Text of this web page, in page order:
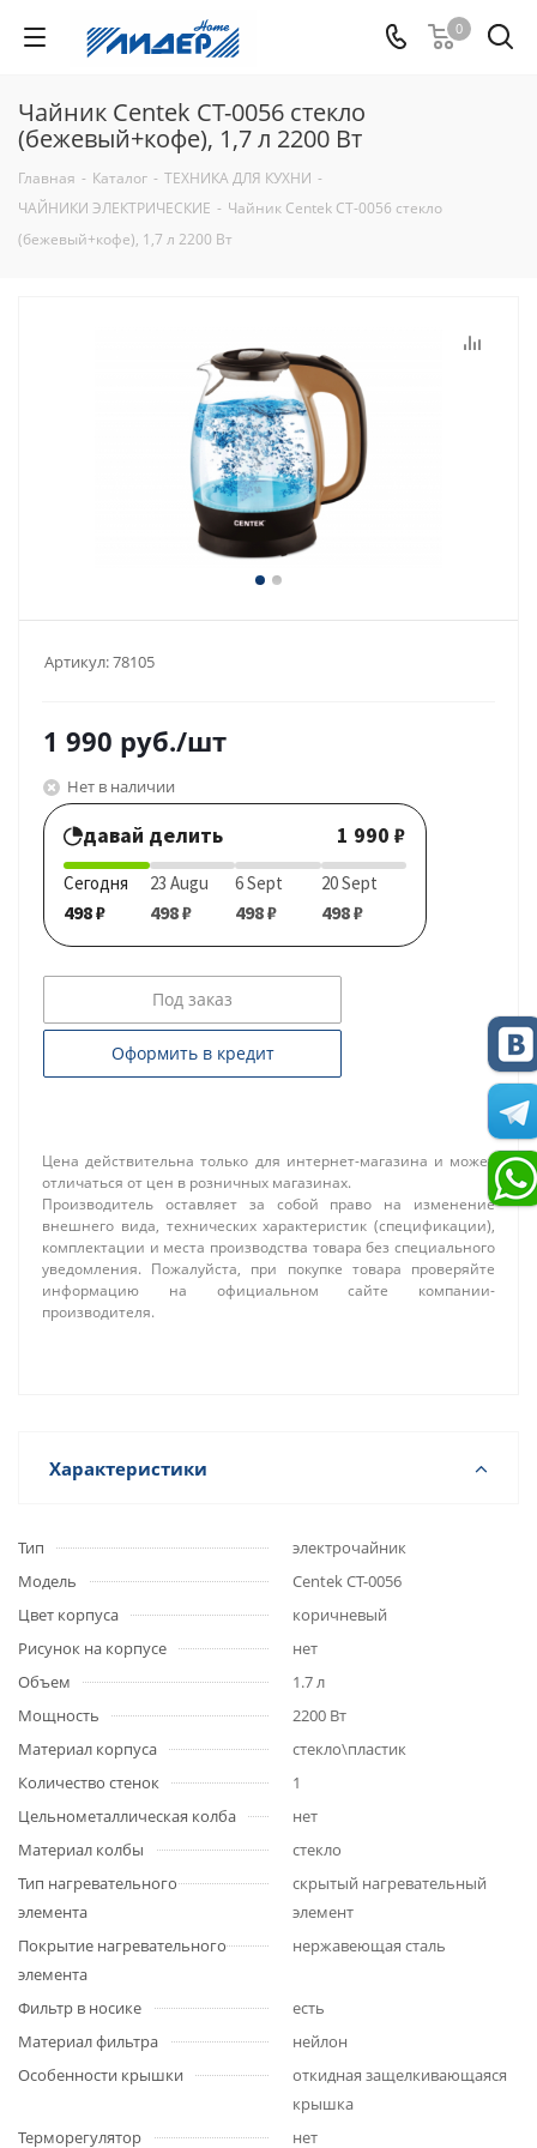
0
Чайник Centek CT-0056 стекло
(бежевый+кофе), 1,7 л 2200 Вт
Главная - Каталог - ТЕХНИКА ДЛЯ КУХНИ -
ЧАЙНИКИ ЭЛЕКТРИЧЕСКИЕ - Чайник Centek CT-0056 стекло
(бежевый+кофе), 1,7 л 2200 Вт
Артикул:78105
1 990 руб./шт
Нет в наличии
давай делить 1 990 ₽
Сегодня
498 ₽
23 Augu
498 ₽
6 Sept
498 ₽
20 Sept
498 ₽
Под заказ
Оформить в кредит
Цена действительна только для интернет-магазина и может
отличаться от цен в розничных магазинах.
Производитель оставляет за собой право на изменение
внешнего вида, технических характеристик (спецификации),
комплектации и места производства товара без специального
уведомления. Пожалуйста, при покупке товара проверяйте
информацию на официальном сайте компании-
производителя.
Характеристики
Тип
электрочайник
Модель
Centek CT-0056
Цвет корпуса
коричневый
Рисунок на корпусе
нет
Объем
1.7 л
Мощность
2200 Вт
Материал корпуса
стекло\пластик
Количество стенок
1
Цельнометаллическая колба
нет
Материал колбы
стекло
Тип нагревательного
элемента
скрытый нагревательный
элемент
Покрытие нагревательного
элемента
нержавеющая сталь
Фильтр в носике
есть
Материал фильтра
нейлон
Особенности крышки
откидная защелкивающаяся
крышка
Терморегулятор
нет